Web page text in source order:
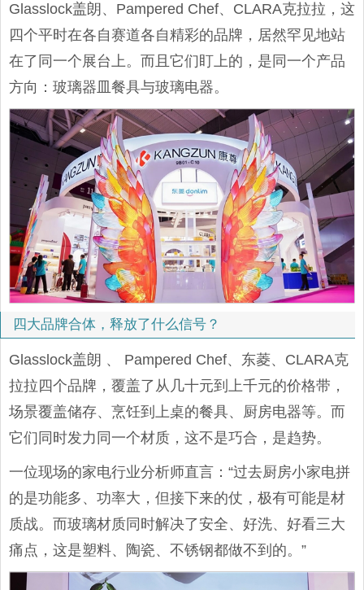
Glasslock盖朗、Pampered Chef、CLARA克拉拉，这
四个平时在各自赛道各自精彩的品牌，居然罕见地站
在了同一个展台上。而且它们盯上的，是同一个产品
方向：玻璃器皿餐具与玻璃电器。
四大品牌合体，释放了什么信号？
Glasslock盖朗 、 Pampered Chef、东菱、CLARA克
拉拉四个品牌，覆盖了从几十元到上千元的价格带，
场景覆盖储存、烹饪到上桌的餐具、厨房电器等。而
它们同时发力同一个材质，这不是巧合，是趋势。
一位现场的家电行业分析师直言：“过去厨房小家电拼
的是功能多、功率大，但接下来的仗，极有可能是材
质战。而玻璃材质同时解决了安全、好洗、好看三大
痛点，这是塑料、陶瓷、不锈钢都做不到的。”